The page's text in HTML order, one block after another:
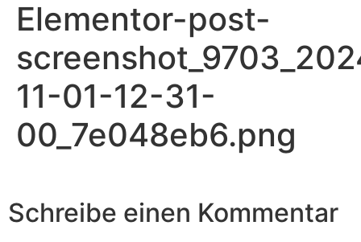
Elementor-post-
11-01-12-31-
00_7e048eb6.png
Schreibe einen Kommentar